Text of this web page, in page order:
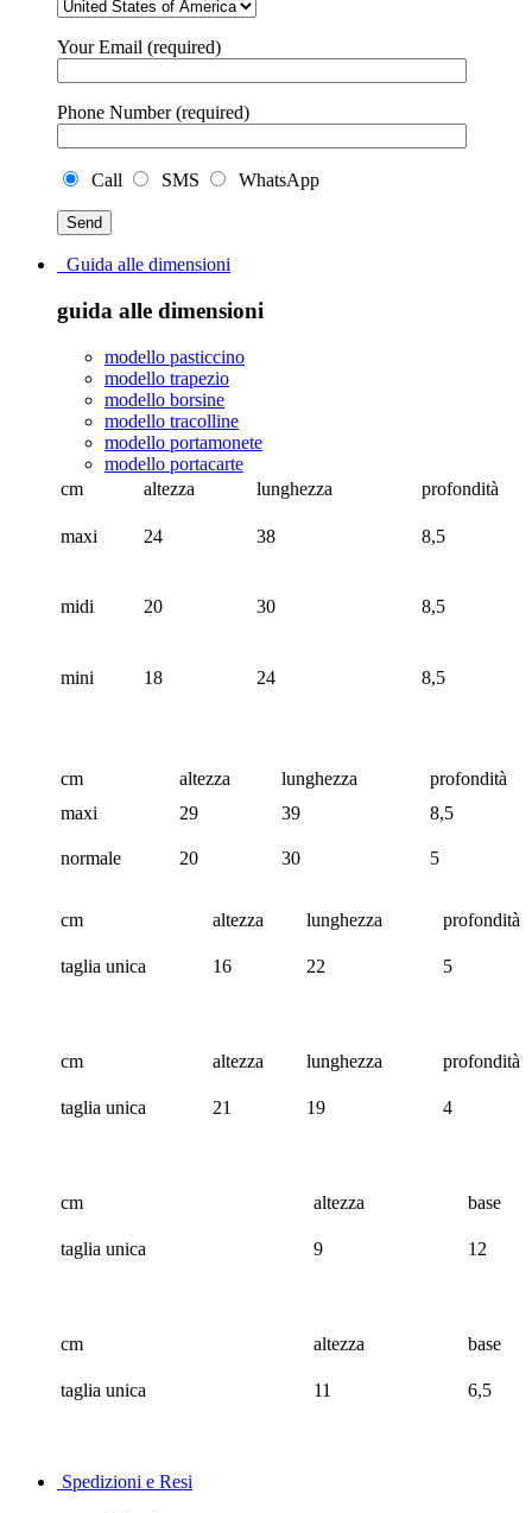
Your Email (required)
Phone Number (required)
Call SMS WhatsApp
Guida alle dimensioni
guida alle dimensioni
modello pasticcino
modello trapezio
modello borsine
modello tracolline
modello portamonete
modello portacarte
cm
altezza lunghezza profondità
maxi 24 38 8,5
midi 20 30 8,5
mini 18 24 8,5
cm altezza lunghezza
profondità
maxi
29 39 8,5
normale 20 30 5
cm altezza lunghezza profondità
taglia unica 16 22 5
cm altezza lunghezza profondità
taglia unica 21 19 4
cm altezza base
taglia unica 9 12
cm altezza base
taglia unica 11 6,5
Spedizioni e Resi